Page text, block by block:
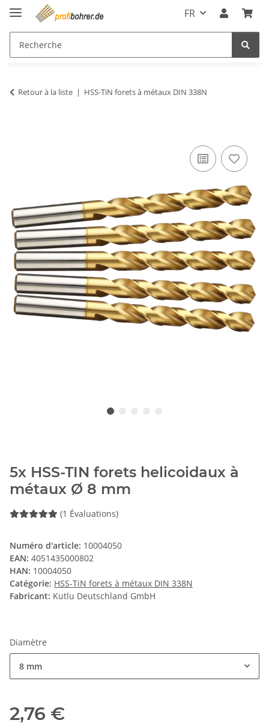
FR
Retour à la liste HSS-TiN forets à métaux DIN 338N
5x HSS-TIN forets helicoidaux à
métaux Ø 8 mm
(1 Évaluations)
Numéro d'article: 10004050
EAN: 4051435000802
HAN: 10004050
Catégorie: HSS-TiN forets à métaux DIN 338N
Fabricant: Kutlu Deutschland GmbH
Diamètre
8 mm
2,76 €